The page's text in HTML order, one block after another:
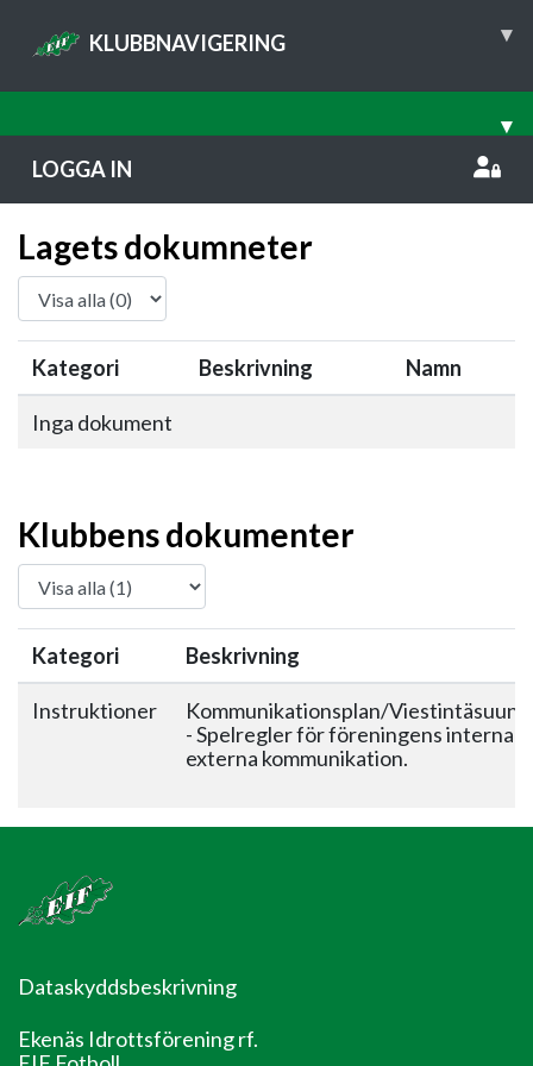
KLUBBNAVIGERING ▾
▾
LOGGA IN
Lagets dokumneter
Kategori Beskrivning Namn
Inga dokument
Klubbens dokumenter
Kategori Beskrivning
Instruktioner
Kommunikationsplan/
- Spelregler för föreningens interna
externa kommunikation.
Dataskyddsbeskrivning
Ekenäs Idrottsförening rf.